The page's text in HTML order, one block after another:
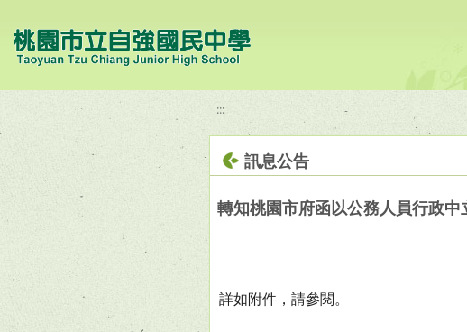
:::
訊息公告
轉知桃園市府函以公務人員行政
詳如附件，請參閱。